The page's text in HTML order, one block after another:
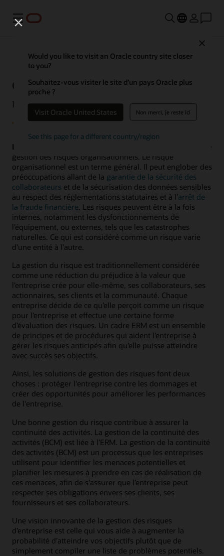
Menu
Would you like to visit an Oracle country site closer
to you?
Souhaitez-vous visiter le site d’un pays Oracle plus
proche ?
Visit Oracle United States Non merci, je reste ici
See this page for a different country/region
Qu’est-ce que la gestion des
risques d’entreprise (ERM) ?
La gestion des risques d’entreprise (ERM)
gestion des risques organisationnels. Le risque
organisationnel est un terme général. Il peut englober des
préoccupations allant de la garantie de la sécurité des
collaborateurs et de la sécurisation des données sensibles
au respect des réglementations statutaires et à l’arrêt de
la fraude financière . Les risques peuvent être à la fois
internes, notamment les dysfonctionnements de
l’équipement, ou externes, tels que les catastrophes
naturelles. Ce qui est considéré comme un risque varie
d’une entité à l’autre.
La gestion du risque est traditionnellement considérée
comme une réduction du préjudice à la valeur que
l’entreprise crée pour elle-même, ses collaborateurs, ses
actionnaires, ses clients et la communauté. Chaque
entreprise décide de ce qu’elle perçoit comme un risque
pour l’entreprise et effectue une certaine forme
d’évaluation des risques. Un cadre ERM est un ensemble
de principes et de procédures qui aident l’entreprise à
gérer les risques anticipés afin qu’elle puisse atteindre
avec succès ses objectifs.
Ainsi, les solutions de gestion des risques font deux
choses : protéger l'entreprise contre les dommages et
créer des opportunités pour améliorer les performances
de l'entreprise.
Une bonne gestion du risque contribue à assurer la
continuité des activités. La gestion de la continuité des
activités (BCM) est liée à l’ERM. La gestion de la continuité
des activités (BCM) est un processus que les entreprises
utilisent pour identifier les menaces potentielles et
planifier les mesures à prendre en cas de réalisation de
ces menaces, afin de s’assurer que l’entreprise peut
respecter ses obligations envers ses clients, ses
fournisseurs et ses collaborateurs.
Une vision innovante de la gestion des risques
d’entreprise est celle qui vous aide à augmenter la
probabilité d’atteindre vos objectifs plutôt que de
simplement compiler une liste de problèmes potentiels.